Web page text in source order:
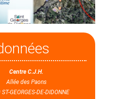
Centre C.J.H.
Allée des Paons
GEORGES-DE-DIDONNE